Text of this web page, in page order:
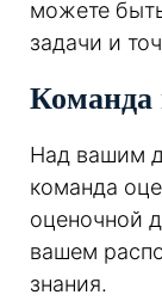
можете
задачи и
Команда
Над вашим
команда
оценочной
вашем
знания.